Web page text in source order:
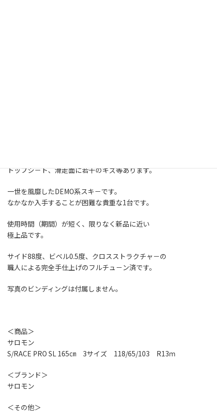
トップシ－ト、滑走面に若干のキズ等あります。
一世を風靡したDEMO系スキ－です。
なかなか入手することが困難な貴重な1台です。
使用時間（期間）が短く、限りなく新品に近い
極上品です。
サイド88度、ビベル0.5度、クロスストラクチャ－の
職人による完全手仕上げのフルチュ－ン済です。
写真のビンディングは付属しません。
＜商品＞
サロモン
S/RACE PRO SL 165㎝ 3サイズ 118/65/103 R13ｍ
＜ブランド＞
サロモン
＜その他＞